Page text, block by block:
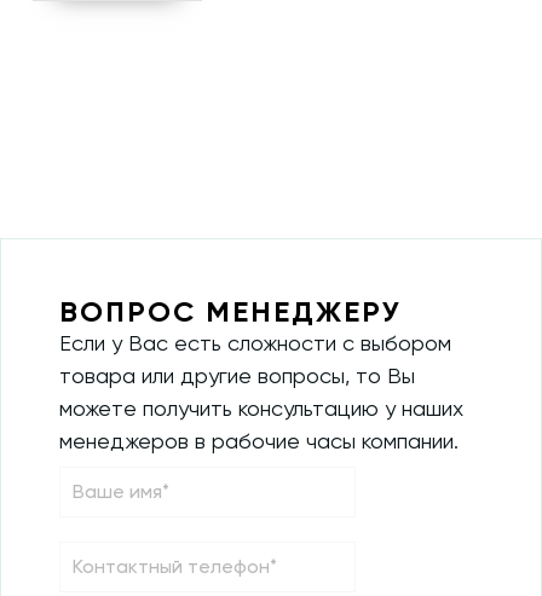
ВОПРОС МЕНЕДЖЕРУ
Если у Вас есть сложности с выбором
товара или другие вопросы, то Вы
можете получить консультацию у наших
менеджеров в рабочие часы компании.